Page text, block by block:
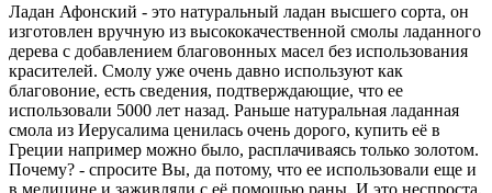
Ладан Афонский - это натуральный ладан высшего сорта, он
изготовлен вручную из высококачественной смолы ладанного
дерева с добавлением благовонных масел без использования
красителей. Смолу уже очень давно используют как
благовоние, есть сведения, подтверждающие, что ее
использовали 5000 лет назад. Раньше натуральная ладанная
смола из Иерусалима ценилась очень дорого, купить её в
Греции например можно было, расплачиваясь только золотом.
Почему? - спросите Вы, да потому, что ее использовали еще и
в медицине и заживляли с её помощью раны. И это неспроста,